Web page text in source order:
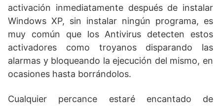
activación inmediatamente después de instalar
Windows XP, sin instalar ningún programa, es
muy común que los Antivirus detecten estos
activadores como troyanos disparando las
alarmas y bloqueando la ejecución del mismo, en
ocasiones hasta borrándolos.
Cualquier percance estaré encantado de